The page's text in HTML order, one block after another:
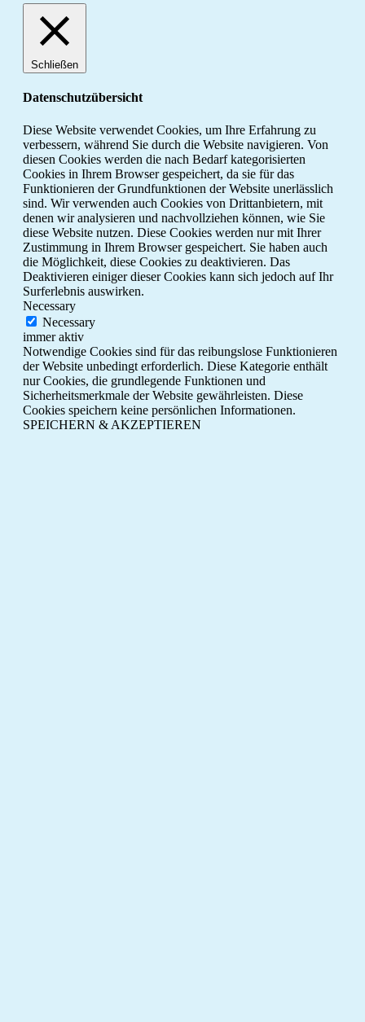
Schließen
Datenschutzübersicht
Diese Website verwendet Cookies, um Ihre Erfahrung zu
verbessern, während Sie durch die Website navigieren. Von
diesen Cookies werden die nach Bedarf kategorisierten
Cookies in Ihrem Browser gespeichert, da sie für das
Funktionieren der Grundfunktionen der Website unerlässlich
sind. Wir verwenden auch Cookies von Drittanbietern, mit
denen wir analysieren und nachvollziehen können, wie Sie
diese Website nutzen. Diese Cookies werden nur mit Ihrer
Zustimmung in Ihrem Browser gespeichert. Sie haben auch
die Möglichkeit, diese Cookies zu deaktivieren. Das
Deaktivieren einiger dieser Cookies kann sich jedoch auf Ihr
Surferlebnis auswirken.
Necessary
Necessary
immer aktiv
Notwendige Cookies sind für das reibungslose Funktionieren
der Website unbedingt erforderlich. Diese Kategorie enthält
nur Cookies, die grundlegende Funktionen und
Sicherheitsmerkmale der Website gewährleisten. Diese
Cookies speichern keine persönlichen Informationen.
SPEICHERN & AKZEPTIEREN